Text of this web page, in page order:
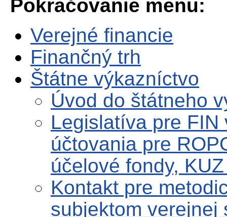
Pokračovanie menu:
Verejné financie
Finančný trh
Štátne výkazníctvo
Úvod do štátneho
Legislatíva pre FIN
účtovania pre
účelové fondy,
Kontakt pre
subjektom verejnej